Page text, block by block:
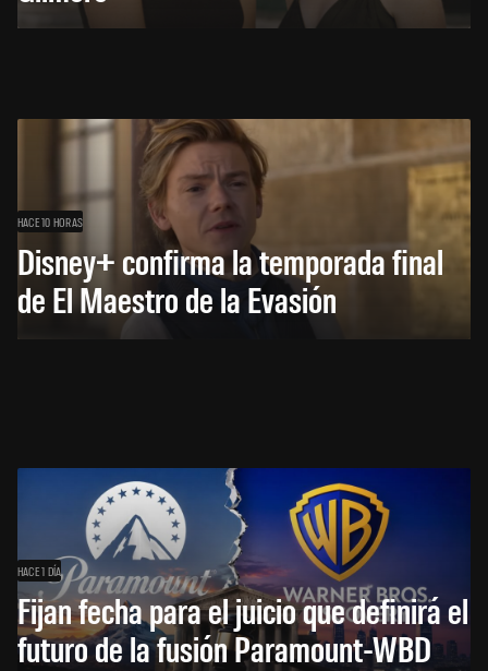
HACE 10 HORAS
Disney+ confirma la temporada final
de El Maestro de la Evasión
HACE 1 DÍA
Fijan fecha para el juicio que definirá el
futuro de la fusión Paramount-WBD